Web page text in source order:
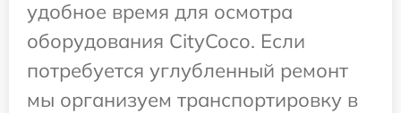
удобное время для осмотра
оборудования CityCoco. Если
потребуется углубленный ремонт
мы организуем транспортировку в